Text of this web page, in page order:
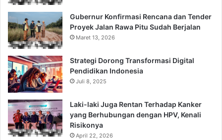
Gubernur Konfirmasi Rencana dan Tender
Proyek Jalan Rawa Pitu Sudah Berjalan
Maret 13, 2026
Strategi Dorong Transformasi Digital
Pendidikan Indonesia
Juli 8, 2025
Laki-laki Juga Rentan Terhadap Kanker
yang Berhubungan dengan HPV, Kenali
Risikonya
April 22, 2026